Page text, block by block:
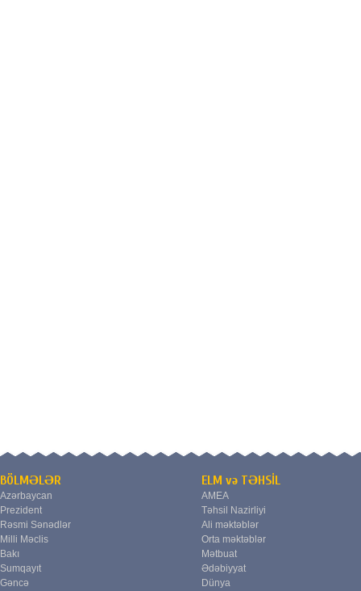
BÖLMƏLƏR
Azərbaycan
Prezident
Rəsmi Sənədlər
Milli Məclis
Bakı
Sumqayıt
Gəncə
ELM və TƏHSİL
AMEA
Təhsil Nazirliyi
Ali məktəblər
Orta məktəblər
Mətbuat
Ədəbiyyat
Dünya